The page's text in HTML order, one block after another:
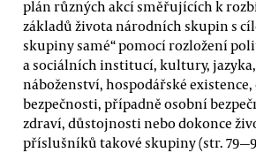
plán různých akcí směřujících k
základů života národních skupin s
skupiny samé“ pomocí rozložení
a sociálních institucí, kultury,
náboženství, hospodářské
bezpečnosti, případně osobní
zdraví, důstojnosti nebo dokonce
příslušníků takové skupiny (str.